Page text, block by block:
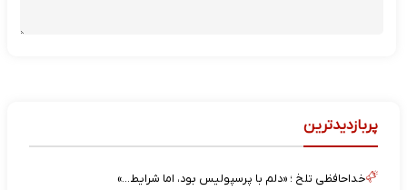
پربازدیدترین
خداحافظی تلخ ؛ «دلم با پرسپولیس بود، اما شرایط…»